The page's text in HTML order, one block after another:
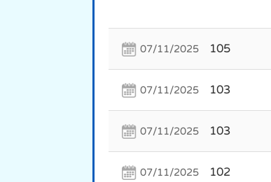
07/11/2025 105
07/11/2025 103
07/11/2025 103
07/11/2025 102